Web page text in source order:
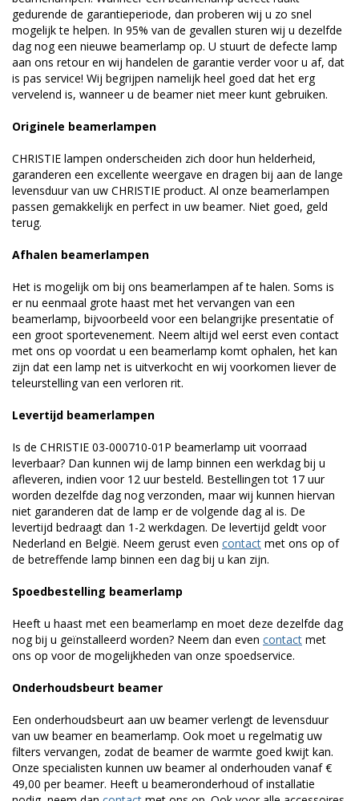
gedurende de garantieperiode, dan proberen wij u zo snel
mogelijk te helpen. In 95% van de gevallen sturen wij u dezelfde
dag nog een nieuwe beamerlamp op. U stuurt de defecte lamp
aan ons retour en wij handelen de garantie verder voor u af, dat
is pas service! Wij begrijpen namelijk heel goed dat het erg
vervelend is, wanneer u de beamer niet meer kunt gebruiken.
Originele beamerlampen
CHRISTIE lampen onderscheiden zich door hun helderheid,
garanderen een excellente weergave en dragen bij aan de lange
levensduur van uw CHRISTIE product. Al onze beamerlampen
passen gemakkelijk en perfect in uw beamer. Niet goed, geld
terug.
Afhalen beamerlampen
Het is mogelijk om bij ons beamerlampen af te halen. Soms is
er nu eenmaal grote haast met het vervangen van een
beamerlamp, bijvoorbeeld voor een belangrijke presentatie of
een groot sportevenement. Neem altijd wel eerst even contact
met ons op voordat u een beamerlamp komt ophalen, het kan
zijn dat een lamp net is uitverkocht en wij voorkomen liever de
teleurstelling van een verloren rit.
Levertijd beamerlampen
Is de CHRISTIE 03-000710-01P beamerlamp uit voorraad
leverbaar? Dan kunnen wij de lamp binnen een werkdag bij u
afleveren, indien voor 12 uur besteld. Bestellingen tot 17 uur
worden dezelfde dag nog verzonden, maar wij kunnen hiervan
niet garanderen dat de lamp er de volgende dag al is. De
levertijd bedraagt dan 1-2 werkdagen. De levertijd geldt voor
Nederland en België. Neem gerust even contact met ons op of
de betreffende lamp binnen een dag bij u kan zijn.
Spoedbestelling beamerlamp
Heeft u haast met een beamerlamp en moet deze dezelfde dag
nog bij u geïnstalleerd worden? Neem dan even contact met
ons op voor de mogelijkheden van onze spoedservice.
Onderhoudsbeurt beamer
Een onderhoudsbeurt aan uw beamer verlengt de levensduur
van uw beamer en beamerlamp. Ook moet u regelmatig uw
filters vervangen, zodat de beamer de warmte goed kwijt kan.
Onze specialisten kunnen uw beamer al onderhouden vanaf €
49,00 per beamer. Heeft u beameronderhoud of installatie